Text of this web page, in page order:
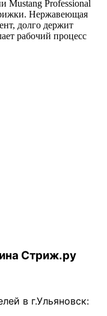
Professional
Нержавеющая
долго держит
рабочий процесс
Стриж.ру
в г.Ульяновск: